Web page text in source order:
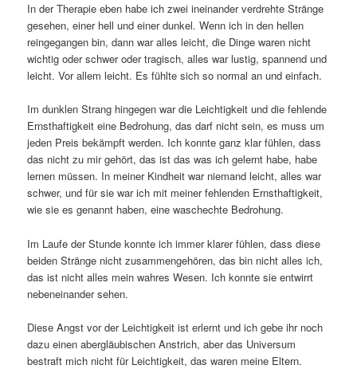
In der Therapie eben habe ich zwei ineinander verdrehte Stränge
gesehen, einer hell und einer dunkel. Wenn ich in den hellen
reingegangen bin, dann war alles leicht, die Dinge waren nicht
wichtig oder schwer oder tragisch, alles war lustig, spannend und
leicht. Vor allem leicht. Es fühlte sich so normal an und einfach.
Im dunklen Strang hingegen war die Leichtigkeit und die fehlende
Ernsthaftigkeit eine Bedrohung, das darf nicht sein, es muss um
jeden Preis bekämpft werden. Ich konnte ganz klar fühlen, dass
das nicht zu mir gehört, das ist das was ich gelernt habe, habe
lernen müssen. In meiner Kindheit war niemand leicht, alles war
schwer, und für sie war ich mit meiner fehlenden Ernsthaftigkeit,
wie sie es genannt haben, eine waschechte Bedrohung.
Im Laufe der Stunde konnte ich immer klarer fühlen, dass diese
beiden Stränge nicht zusammengehören, das bin nicht alles ich,
das ist nicht alles mein wahres Wesen. Ich konnte sie entwirrt
nebeneinander sehen.
Diese Angst vor der Leichtigkeit ist erlernt und ich gebe ihr noch
dazu einen abergläubischen Anstrich, aber das Universum
bestraft mich nicht für Leichtigkeit, das waren meine Eltern.